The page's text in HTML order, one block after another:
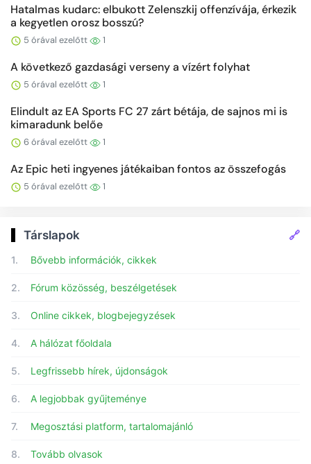
Hatalmas kudarc: elbukott Zelenszkij offenzívája, érkezik
a kegyetlen orosz bosszú?
5 órával ezelőtt 1
A következő gazdasági verseny a vízért folyhat
5 órával ezelőtt 1
Elindult az EA Sports FC 27 zárt bétája, de sajnos mi is
kimaradunk belőe
6 órával ezelőtt 1
Az Epic heti ingyenes játékaiban fontos az összefogás
5 órával ezelőtt 1
Társlapok 🔗
1. Bővebb információk, cikkek
2. Fórum közösség, beszélgetések
3. Online cikkek, blogbejegyzések
4. A hálózat főoldala
5. Legfrissebb hírek, újdonságok
6. A legjobbak gyűjteménye
7. Megosztási platform, tartalomajánló
8. Tovább olvasok